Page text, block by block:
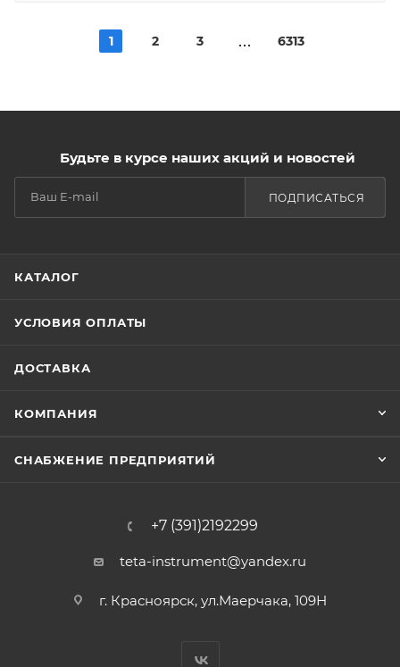
1 2 3 6313
Будьте в курсе наших акций и новостей
ПОДПИСАТЬСЯ
КАТАЛОГ
УСЛОВИЯ ОПЛАТЫ
ДОСТАВКА
КОМПАНИЯ
СНАБЖЕНИЕ ПРЕДПРИЯТИЙ
+7 (391)2192299
teta-instrument@yandex.ru
г. Красноярск, ул.Маерчака, 109Н